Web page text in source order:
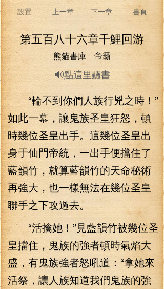
設置 上一章 下一章 書頁
第五百八十六章千鯉回游
熊貓書庫 帝霸
🔊點這里聽書
“輪不到你們人族行兇之時！”
如此一幕，讓鬼族圣皇狂怒，頓
時幾位圣皇出手。這幾位圣皇出
身于仙門帝統，一出手便擋住了
藍韻竹，就算藍韻竹的天命秘術
再強大，也一樣無法在幾位圣皇
聯手之下攻過去。
“活擒她！”見藍韻竹被幾位圣
皇擋住，鬼族的強者頓時氣焰大
盛，有鬼族強者怒吼道：“拿她來
活祭，讓人族知道我們鬼族的強